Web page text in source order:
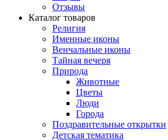
Отзывы
Каталог товаров
Религия
Именные иконы
Венчальные иконы
Тайная вечеря
Природа
Животные
Цветы
Люди
Города
Поздравительные открытки
Детская тематика